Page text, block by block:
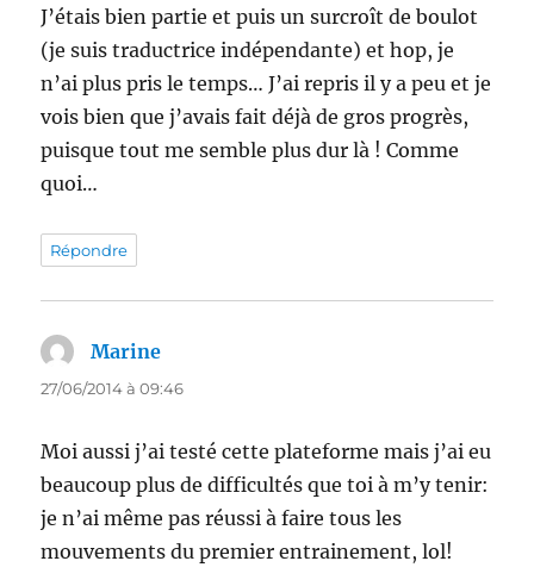
J’étais bien partie et puis un surcroît de boulot
(je suis traductrice indépendante) et hop, je
n’ai plus pris le temps… J’ai repris il y a peu et je
vois bien que j’avais fait déjà de gros progrès,
puisque tout me semble plus dur là ! Comme
quoi…
Répondre
Marine
27/06/2014 à 09:46
Moi aussi j’ai testé cette plateforme mais j’ai eu
beaucoup plus de difficultés que toi à m’y tenir:
je n’ai même pas réussi à faire tous les
mouvements du premier entrainement, lol!